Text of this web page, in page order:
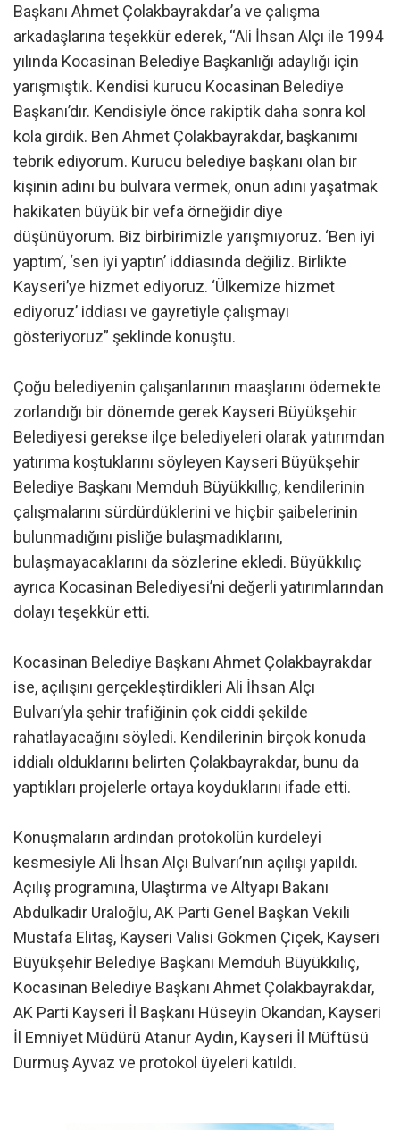
Başkanı Ahmet Çolakbayrakdar’a ve çalışma
arkadaşlarına teşekkür ederek, “Ali İhsan Alçı ile 1994
yılında Kocasinan Belediye Başkanlığı adaylığı için
yarışmıştık. Kendisi kurucu Kocasinan Belediye
Başkanı’dır. Kendisiyle önce rakiptik daha sonra kol
kola girdik. Ben Ahmet Çolakbayrakdar, başkanımı
tebrik ediyorum. Kurucu belediye başkanı olan bir
kişinin adını bu bulvara vermek, onun adını yaşatmak
hakikaten büyük bir vefa örneğidir diye
düşünüyorum. Biz birbirimizle yarışmıyoruz. ‘Ben iyi
yaptım’, ‘sen iyi yaptın’ iddiasında değiliz. Birlikte
Kayseri’ye hizmet ediyoruz. ‘Ülkemize hizmet
ediyoruz’ iddiası ve gayretiyle çalışmayı
gösteriyoruz” şeklinde konuştu.
Çoğu belediyenin çalışanlarının maaşlarını ödemekte
zorlandığı bir dönemde gerek Kayseri Büyükşehir
Belediyesi gerekse ilçe belediyeleri olarak yatırımdan
yatırıma koştuklarını söyleyen Kayseri Büyükşehir
Belediye Başkanı Memduh Büyükkıllıç, kendilerinin
çalışmalarını sürdürdüklerini ve hiçbir şaibelerinin
bulunmadığını pisliğe bulaşmadıklarını,
bulaşmayacaklarını da sözlerine ekledi. Büyükkılıç
ayrıca Kocasinan Belediyesi’ni değerli yatırımlarından
dolayı teşekkür etti.
Kocasinan Belediye Başkanı Ahmet Çolakbayrakdar
ise, açılışını gerçekleştirdikleri Ali İhsan Alçı
Bulvarı’yla şehir trafiğinin çok ciddi şekilde
rahatlayacağını söyledi. Kendilerinin birçok konuda
iddialı olduklarını belirten Çolakbayrakdar, bunu da
yaptıkları projelerle ortaya koyduklarını ifade etti.
Konuşmaların ardından protokolün kurdeleyi
kesmesiyle Ali İhsan Alçı Bulvarı’nın açılışı yapıldı.
Açılış programına, Ulaştırma ve Altyapı Bakanı
Abdulkadir Uraloğlu, AK Parti Genel Başkan Vekili
Mustafa Elitaş, Kayseri Valisi Gökmen Çiçek, Kayseri
Büyükşehir Belediye Başkanı Memduh Büyükkılıç,
Kocasinan Belediye Başkanı Ahmet Çolakbayrakdar,
AK Parti Kayseri İl Başkanı Hüseyin Okandan, Kayseri
İl Emniyet Müdürü Atanur Aydın, Kayseri İl Müftüsü
Durmuş Ayvaz ve protokol üyeleri katıldı.